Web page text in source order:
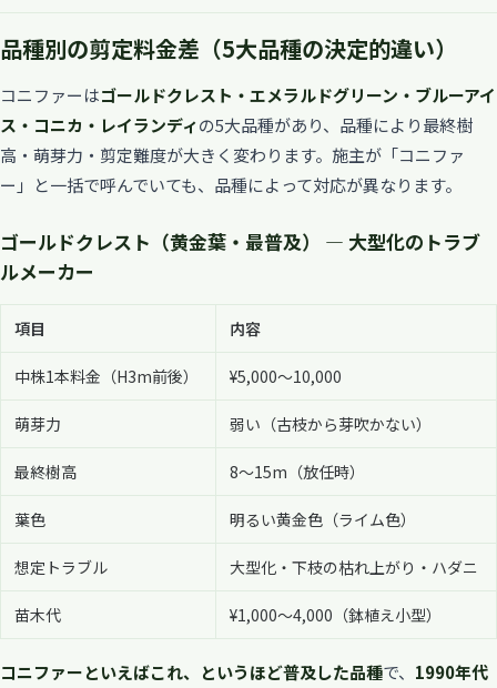
品種別の剪定料金差（5大品種の決定的違い）
コニファーはゴールドクレスト・エメラルドグリーン・ブルーアイ
ス・コニカ・レイランディの5大品種があり、品種により最終樹
高・萌芽力・剪定難度が大きく変わります。施主が「コニファ
ー」と一括で呼んでいても、品種によって対応が異なります。
ゴールドクレスト（黄金葉・最普及） — 大型化のトラブ
ルメーカー
項目 内容
中株1本料金（H3m前後） ¥5,000〜10,000
萌芽力 弱い（古枝から芽吹かない）
最終樹高 8〜15m（放任時）
葉色 明るい黄金色（ライム色）
想定トラブル 大型化・下枝の枯れ上がり・ハダニ
苗木代 ¥1,000〜4,000（鉢植え小型）
コニファーといえばこれ、というほど普及した品種で、 1990年代